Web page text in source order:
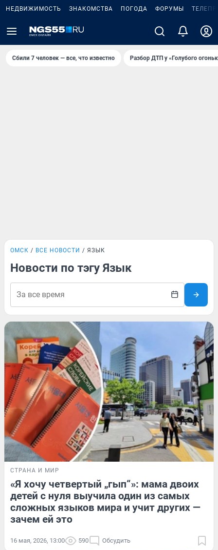
НЕДВИЖИМОСТЬ ЗНАКОМСТВА ПОГОДА ФОРУМЫ
Сбили 7 человек — все, что известно Разбор ДТП у «Голубого
ОМСК ВСЕ НОВОСТИ ЯЗЫК
Новости по тэгу Язык
СТРАНА И МИР
«Я хочу четвертый „гып“»: мама двоих
детей с нуля выучила один из самых
сложных языков мира и учит других —
зачем ей это
16 мая, 2026, 13:00 590 Обсудить